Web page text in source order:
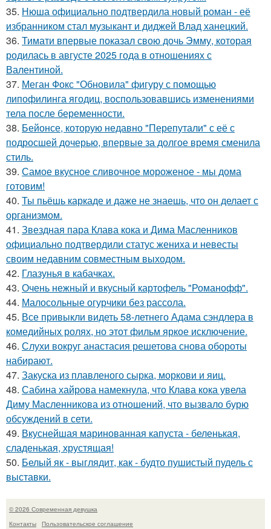
35. Нюша официально подтвердила новый роман - её
избранником стал музыкант и диджей Влад ханецкий.
36. Тимати впервые показал свою дочь Эмму, которая
родилась в августе 2025 года в отношениях с
Валентиной.
37. Меган Фокс "Обновила" фигуру с помощью
липофилинга ягодиц, воспользовавшись изменениями
тела после беременности.
38. Бейонсе, которую недавно "Перепутали" с её с
подросшей дочерью, впервые за долгое время сменила
стиль.
39. Самое вкусное сливочное мороженое - мы дома
готовим!
40. Ты пьёшь каркаде и даже не знаешь, что он делает с
организмом.
41. Звездная пара Клава кока и Дима Масленников
официально подтвердили статус жениха и невесты
своим недавним совместным выходом.
42. Глазунья в кабачках.
43. Очень нежный и вкусный картофель "Романофф".
44. Малосольные огурчики без рассола.
45. Все привыкли видеть 58-летнего Адама сэндлера в
комедийных ролях, но этот фильм яркое исключение.
46. Слухи вокруг анастасия решетова снова обороты
набирают.
47. Закуска из плавленого сырка, моркови и яиц.
48. Сабина хайрова намекнула, что Клава кока увела
Диму Масленникова из отношений, что вызвало бурю
обсуждений в сети.
49. Вкуснейшая маринованная капуста - беленькая,
сладенькая, хрустящая!
50. Белый як - выглядит, как - будто пушистый пудель с
выставки.
© 2026 Современная девушка
Контакты
Пользовательское соглашение